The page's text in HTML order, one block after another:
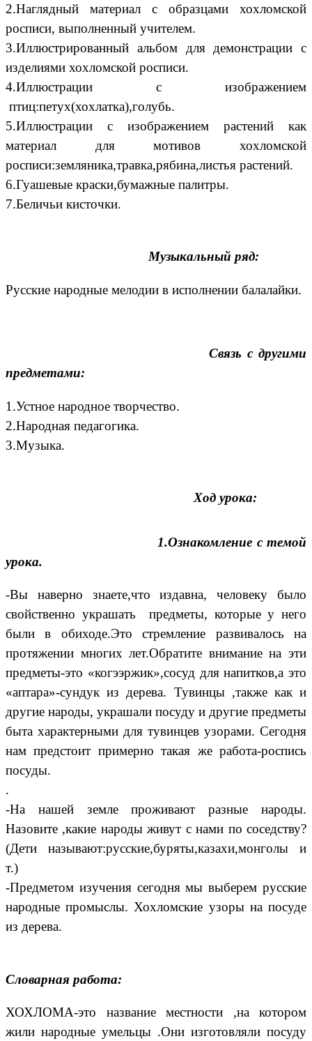
2.Наглядный материал с образцами хохломской
росписи, выполненный учителем.
3.Иллюстрированный альбом для демонстрации с
изделиями хохломской росписи.
4.Иллюстрации с изображением
птиц:петух(хохлатка),голубь.
5.Иллюстрации с изображением растений как
материал для мотивов хохломской
росписи:земляника,травка,рябина,листья растений.
6.Гуашевые краски,бумажные палитры.
7.Беличьи кисточки.
Музыкальный ряд:
Русские народные мелодии в исполнении балалайки.
Связь с другими
предметами:
1.Устное народное творчество.
2.Народная педагогика.
3.Музыка.
Ход урока:
1.Ознакомление с темой
урока.
-Вы наверно знаете,что издавна, человеку было
свойственно украшать предметы, которые у него
были в обиходе.Это стремление развивалось на
протяжении многих лет.Обратите внимание на эти
предметы-это «когээржик»,сосуд для напитков,а это
«аптара»-сундук из дерева. Тувинцы ,также как и
другие народы, украшали посуду и другие предметы
быта характерными для тувинцев узорами. Сегодня
нам предстоит примерно такая же работа-роспись
посуды.
.
-На нашей земле проживают разные народы.
Назовите ,какие народы живут с нами по соседству?
(Дети называют:русские,буряты,казахи,монголы и
т.)
-Предметом изучения сегодня мы выберем русские
народные промыслы. Хохломские узоры на посуде
из дерева.
Словарная работа:
ХОХЛОМА-это название местности ,на котором
жили народные умельцы .Они изготовляли посуду